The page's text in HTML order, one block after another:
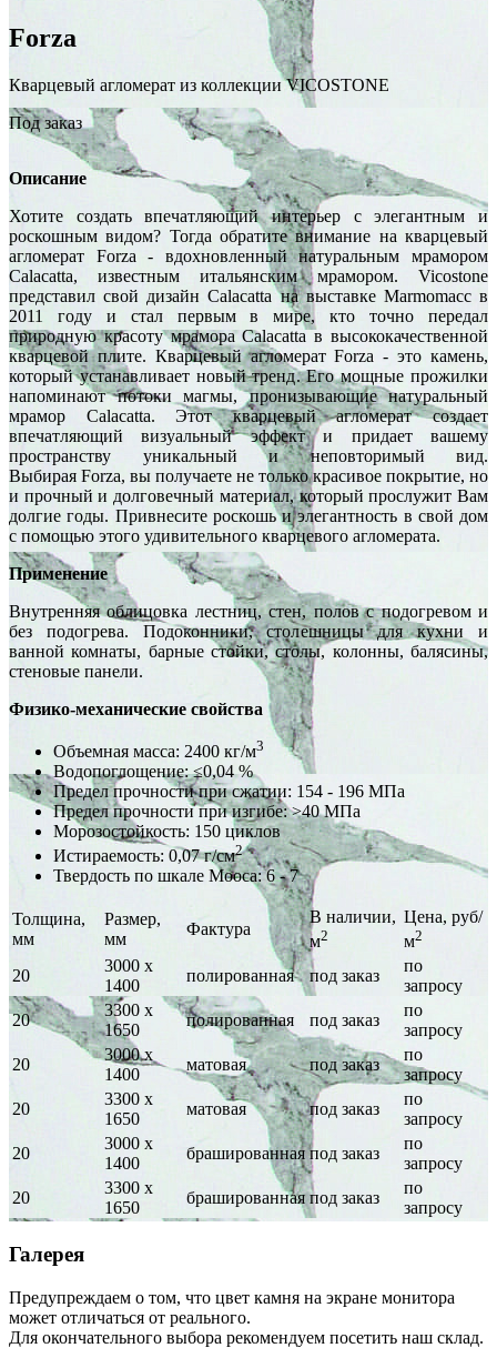
Forza
Кварцевый агломерат из коллекции VICOSTONE
Под заказ
Описание
Хотите создать впечатляющий интерьер с элегантным и
роскошным видом? Тогда обратите внимание на кварцевый
агломерат Forza - вдохновленный натуральным мрамором
Calacatta, известным итальянским мрамором. Vicostone
представил свой дизайн Calacatta на выставке Marmomacc в
2011 году и стал первым в мире, кто точно передал
природную красоту мрамора Calacatta в высококачественной
кварцевой плите. Кварцевый агломерат Forza - это камень,
который устанавливает новый тренд. Его мощные прожилки
напоминают потоки магмы, пронизывающие натуральный
мрамор Calacatta. Этот кварцевый агломерат создает
впечатляющий визуальный эффект и придает вашему
пространству уникальный и неповторимый вид.
Выбирая Forza, вы получаете не только красивое покрытие, но
и прочный и долговечный материал, который прослужит Вам
долгие годы. Привнесите роскошь и элегантность в свой дом
с помощью этого удивительного кварцевого агломерата.
Применение
Внутренняя облицовка лестниц, стен, полов с подогревом и
без подогрева. Подоконники, столешницы для кухни и
ванной комнаты, барные стойки, столы, колонны, балясины,
стеновые панели.
Физико-механические свойства
Объемная масса: 2400 кг/м3
Водопоглощение: ≤0,04 %
Предел прочности при сжатии: 154 - 196 МПа
Предел прочности при изгибе: >40 МПа
Морозостойкость: 150 циклов
Истираемость: 0,07 г/см2
Твердость по шкале Мооса: 6 - 7
Толщина,
мм
Размер,
мм
Фактура
В наличии,
м2
Цена, руб/
м2
20
3000 х
1400
полированная под заказ
по
запросу
20
3300 х
1650
полированная под заказ
по
запросу
20
3000 х
1400
матовая под заказ
по
запросу
20
3300 х
1650
матовая под заказ
по
запросу
20
3000 х
1400
брашированная под заказ
по
запросу
20
3300 х
1650
брашированная под заказ
по
запросу
Галерея
Предупреждаем о том, что цвет камня на экране монитора
может отличаться от реального.
Для окончательного выбора рекомендуем посетить наш склад.